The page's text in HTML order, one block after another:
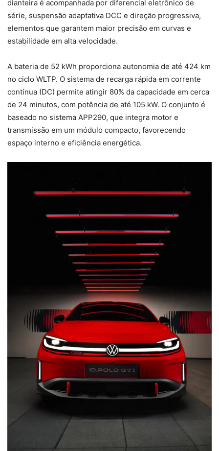
dianteira é acompanhada por diferencial eletrônico de
série, suspensão adaptativa DCC e direção progressiva,
elementos que garantem maior precisão em curvas e
estabilidade em alta velocidade.
A bateria de 52 kWh proporciona autonomia de até 424 km
no ciclo WLTP. O sistema de recarga rápida em corrente
contínua (DC) permite atingir 80% da capacidade em cerca
de 24 minutos, com potência de até 105 kW. O conjunto é
baseado no sistema APP290, que integra motor e
transmissão em um módulo compacto, favorecendo
espaço interno e eficiência energética.